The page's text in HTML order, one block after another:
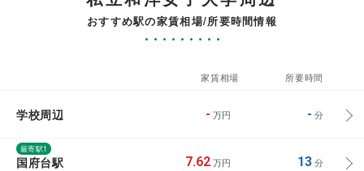
おすすめ駅の家賃相場/所要時間情報
家賃相場 所要時間
学校周辺 - 万円 - 分
最寄駅1
国府台駅 7.62 万円 13分